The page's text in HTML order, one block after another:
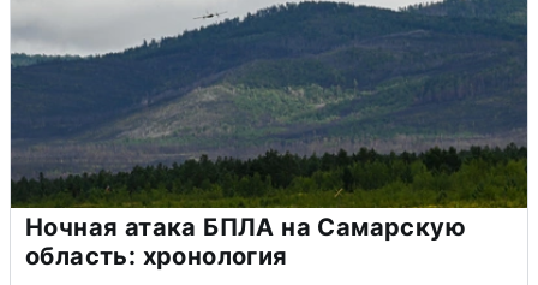
Ночная атака БПЛА на Самарскую
область: хронология